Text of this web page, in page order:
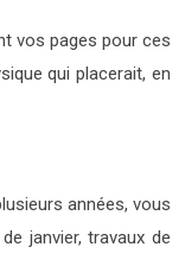
vos pages pour ces
qui placerait, en
années, vous
janvier, travaux de